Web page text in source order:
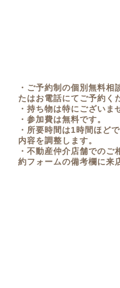
・ご予約制の個別無料
たはお電話にてご予約く
・持ち物は特にございま
・参加費は無料です。
・所要時間は1時間ほど
内容を調整します。
・不動産仲介店舗でのご
約フォームの備考欄に来